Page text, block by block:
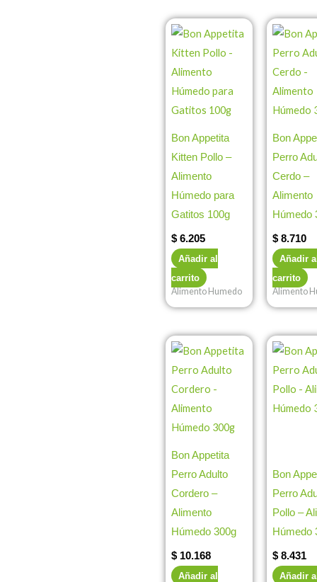
Bon Appetita
Kitten Pollo –
Alimento
Húmedo para
Gatitos 100g
$ 6.205
Añadir al
carrito
Alimento Humedo
Bon
Perro
Cerdo –
Alimento
Húmedo
$ 8.710
Añadir
carrito
Alimento
Bon Appetita
Perro Adulto
Cordero –
Alimento
Húmedo 300g
$ 10.168
Añadir al
Bon
Perro
Pollo –
Húmedo
$ 8.431
Añadir